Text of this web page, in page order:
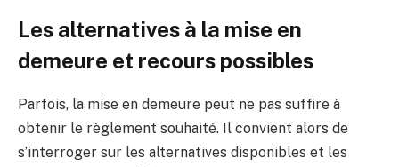
Les alternatives à la mise en
demeure et recours possibles
Parfois, la mise en demeure peut ne pas suffire à
obtenir le règlement souhaité. Il convient alors de
s’interroger sur les alternatives disponibles et les